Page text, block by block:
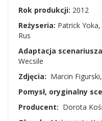
Rok produkcji: 2012
Reżyseria: Patrick
Rus
Adaptacja
Wecsile
Zdjęcia: Marcin
Pomysł, oryginalny
Producent: Dorota